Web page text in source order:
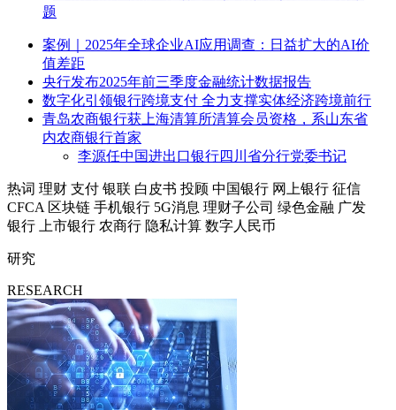
题
案例｜2025年全球企业AI应用调查：日益扩大的AI价
值差距
央行发布2025年前三季度金融统计数据报告
数字化引领银行跨境支付 全力支撑实体经济跨境前行
青岛农商银行获上海清算所清算会员资格，系山东省
内农商银行首家
李源任中国进出口银行四川省分行党委书记
热词 理财 支付 银联 白皮书 投顾 中国银行 网上银行 征信
CFCA 区块链 手机银行 5G消息 理财子公司 绿色金融 广发
银行
上市银行 农商行 隐私计算 数字人民币
研究
RESEARCH